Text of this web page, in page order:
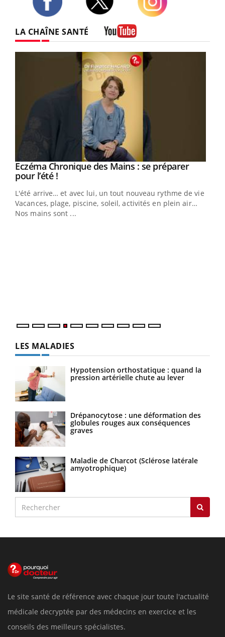
LA CHAÎNE SANTÉ
Youtube
Eczéma Chronique des Mains : se préparer
pour l’été !Youtube
L'été arrive… et avec lui, un tout nouveau rythme de vie !
Vacances, plage, piscine, soleil, activités en plein air…
Nos mains sont ...
LES MALADIES
Hypotension orthostatique : quand la
pression artérielle chute au lever
Drépanocytose : une déformation des
globules rouges aux conséquences
graves
Maladie de Charcot (Sclérose latérale
amyotrophique)
Le site santé de référence avec chaque jour toute l'actualité
médicale decryptée par des médecins en exercice et les
conseils des meilleurs spécialistes.